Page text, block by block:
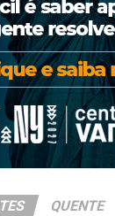
QUENTE